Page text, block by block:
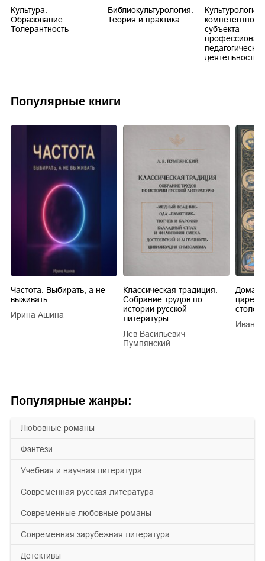
Популярные жанры:
любовные романы
фэнтези
учебная и научная литература
современная русская литература
современные любовные романы
современная зарубежная литература
детективы
Культура.
Образование.
Толерантность
Библиокультурология.
Теория и практика
субъекта
педагогической
деятельности
Популярные книги
Частота. Выбирать, а не
выживать.
Ирина Ашина
Классическая традиция.
Собрание трудов по
истории русской
литературы
Лев Васильевич
Пумпянский
царей
Иван